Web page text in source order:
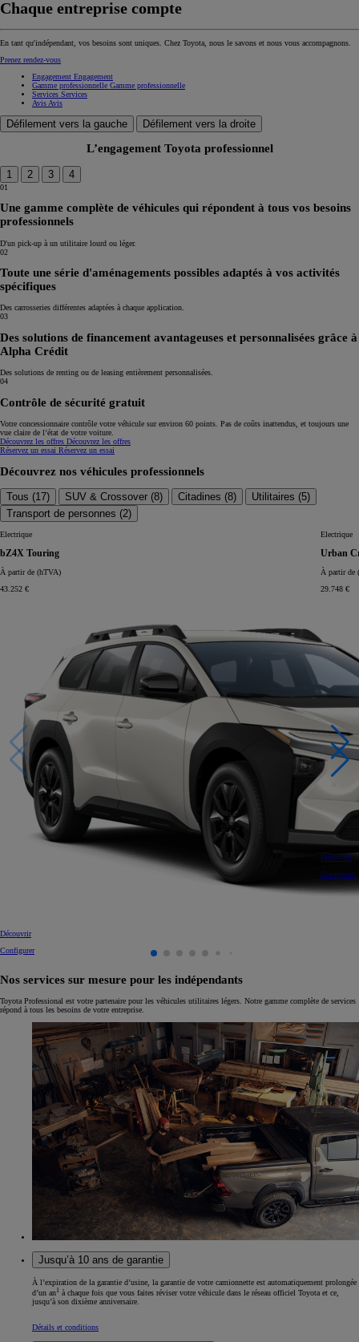
Chaque entreprise compte
En tant qu'indépendant, vos besoins sont uniques. Chez Toyota, nous le savons et nous vous accompagnons.
Prenez rendez-vous
Engagement Engagement
Gamme professionnelle Gamme professionnelle
Services Services
Avis Avis
Défilement vers la gauche Défilement vers la droite
L’engagement Toyota professionnel
1 2 3 4
01
Une gamme complète de véhicules qui répondent à tous vos besoins
professionnels
D'un pick-up à un utilitaire lourd ou léger.
02
Toute une série d'aménagements possibles adaptés à vos activités
spécifiques
Des carrosseries différentes adaptées à chaque application.
03
Des solutions de financement avantageuses et personnalisées grâce à
Alpha Crédit
Des solutions de renting ou de leasing entièrement personnalisées.
04
Contrôle de sécurité gratuit
Votre concessionnaire contrôle votre véhicule sur environ 60 points. Pas de coûts inattendus, et toujours une
vue claire de l’état de votre voiture.
Découvrez les offres Découvrez les offres
Réservez un essai Réservez un essai
Découvrez nos véhicules professionnels
Tous (17) SUV & Crossover (8) Citadines (8) Utilitaires (5)
Transport de personnes (2)
Electrique
bZ4X Touring
À partir de (hTVA)
43.252 €
Découvrir
Configurer
Electrique
Urban
À partir de
29.748 €
Découvrir
Configurer
Nos services sur mesure pour les indépendants
Toyota Professional est votre partenaire pour les véhicules utilitaires légers. Notre gamme complète de services
répond à tous les besoins de votre entreprise.
Jusqu’à 10 ans de garantie
À l’expiration de la garantie d’usine, la garantie de votre camionnette est automatiquement prolongée
d’un an1 à chaque fois que vous faites réviser votre véhicule dans le réseau officiel Toyota et ce,
jusqu’à son dixième anniversaire.
Détails et conditions